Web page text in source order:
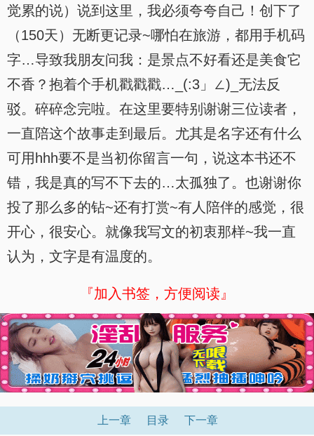
觉累的说）说到这里，我必须夸夸自己！创下了
（150天）无断更记录~哪怕在旅游，都用手机码
字…导致我朋友问我：是景点不好看还是美食它
不香？抱着个手机戳戳戳…_(:3」∠)_无法反
驳。碎碎念完啦。在这里要特别谢谢三位读者，
一直陪这个故事走到最后。尤其是名字还有什么
可用hhh要不是当初你留言一句，说这本书还不
错，我是真的写不下去的…太孤独了。也谢谢你
投了那么多的钻~还有打赏~有人陪伴的感觉，很
开心，很安心。就像我写文的初衷那样~我一直
认为，文字是有温度的。
『加入书签，方便阅读』
x
上一章 目录 下一章